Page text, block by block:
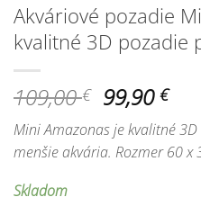
Akváriové pozadie
kvalitné 3D pozadie
109,00€ Pôvodná
cena
bola:
109,00 €.
99,90€
je:
Mini Amazonas je kvalitné
menšie akvária. Rozmer 60 x
Skladom